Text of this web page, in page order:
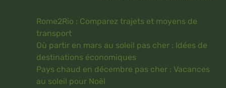
Rome2Rio : Comparez trajets et moyens de
transport
Où partir en mars au soleil pas cher : Idées de
destinations économiques
Pays chaud en décembre pas cher : Vacances
au soleil pour Noël